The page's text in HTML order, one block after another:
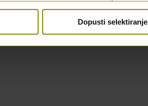
Dopusti selektiranje